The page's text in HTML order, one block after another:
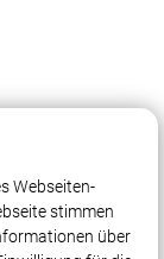
Webseiten-
stimmen
über